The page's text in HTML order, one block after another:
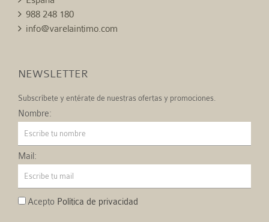
988 248 180
info@varelaintimo.com
NEWSLETTER
Subscríbete y entérate de nuestras ofertas y promociones.
Nombre:
Mail:
Acepto Política de privacidad